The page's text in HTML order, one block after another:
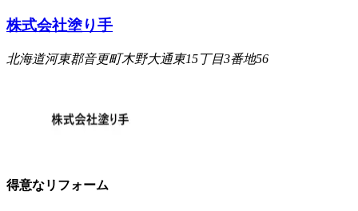
株式会社塗り手
北海道河東郡音更町木野大通東15丁目3番地56
得意なリフォーム